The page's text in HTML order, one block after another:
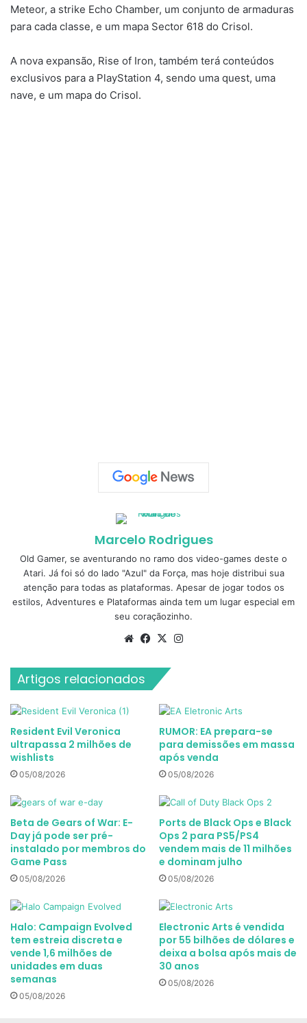
Meteor, a strike Echo Chamber, um conjunto de armaduras
para cada classe, e um mapa Sector 618 do Crisol.
A nova expansão, Rise of Iron, também terá conteúdos
exclusivos para a PlayStation 4, sendo uma quest, uma
nave, e um mapa do Crisol.
Marcelo Rodrigues
Old Gamer, se aventurando no ramo dos video-games deste o
Atari. Já foi só do lado "Azul" da Força, mas hoje distribui sua
atenção para todas as plataformas. Apesar de jogar todos os
estilos, Adventures e Plataformas ainda tem um lugar especial em
seu coraçãozinho.
WebsiteFacebook
X
Artigos relacionados
Resident Evil Veronica
ultrapassa 2 milhões de
wishlists
05/08/2026
RUMOR: EA prepara-se
para demissões em massa
após venda
05/08/2026
Beta de Gears of War: E-
Day já pode ser pré-
instalado por membros do
Game Pass
05/08/2026
Ports de Black Ops e Black
Ops 2 para PS5/PS4
vendem mais de 11 milhões
e dominam julho
05/08/2026
Halo: Campaign Evolved
tem estreia discreta e
vende 1,6 milhões de
unidades em duas
semanas
05/08/2026
Electronic Arts é vendida
por 55 bilhões de dólares e
deixa a bolsa após mais de
30 anos
05/08/2026